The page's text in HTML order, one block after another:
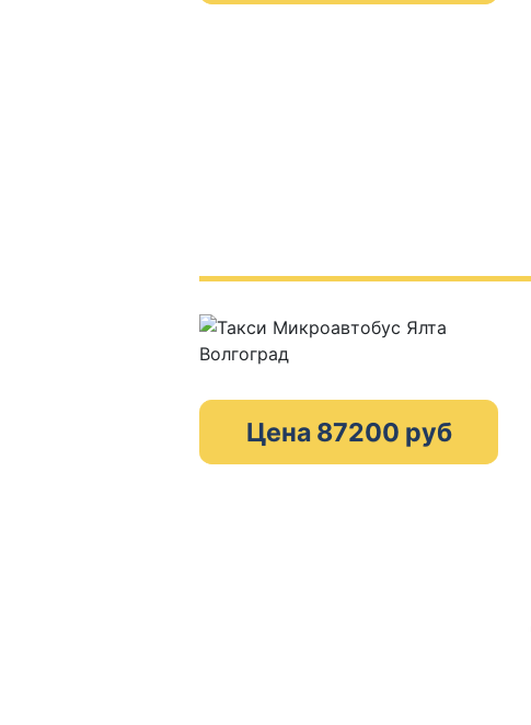
Цена 87200 руб